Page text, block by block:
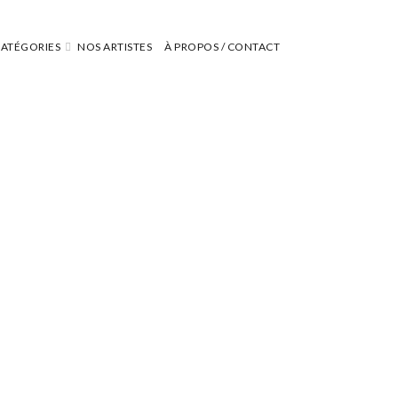
NOS ARTISTES À PROPOS / CONTACT